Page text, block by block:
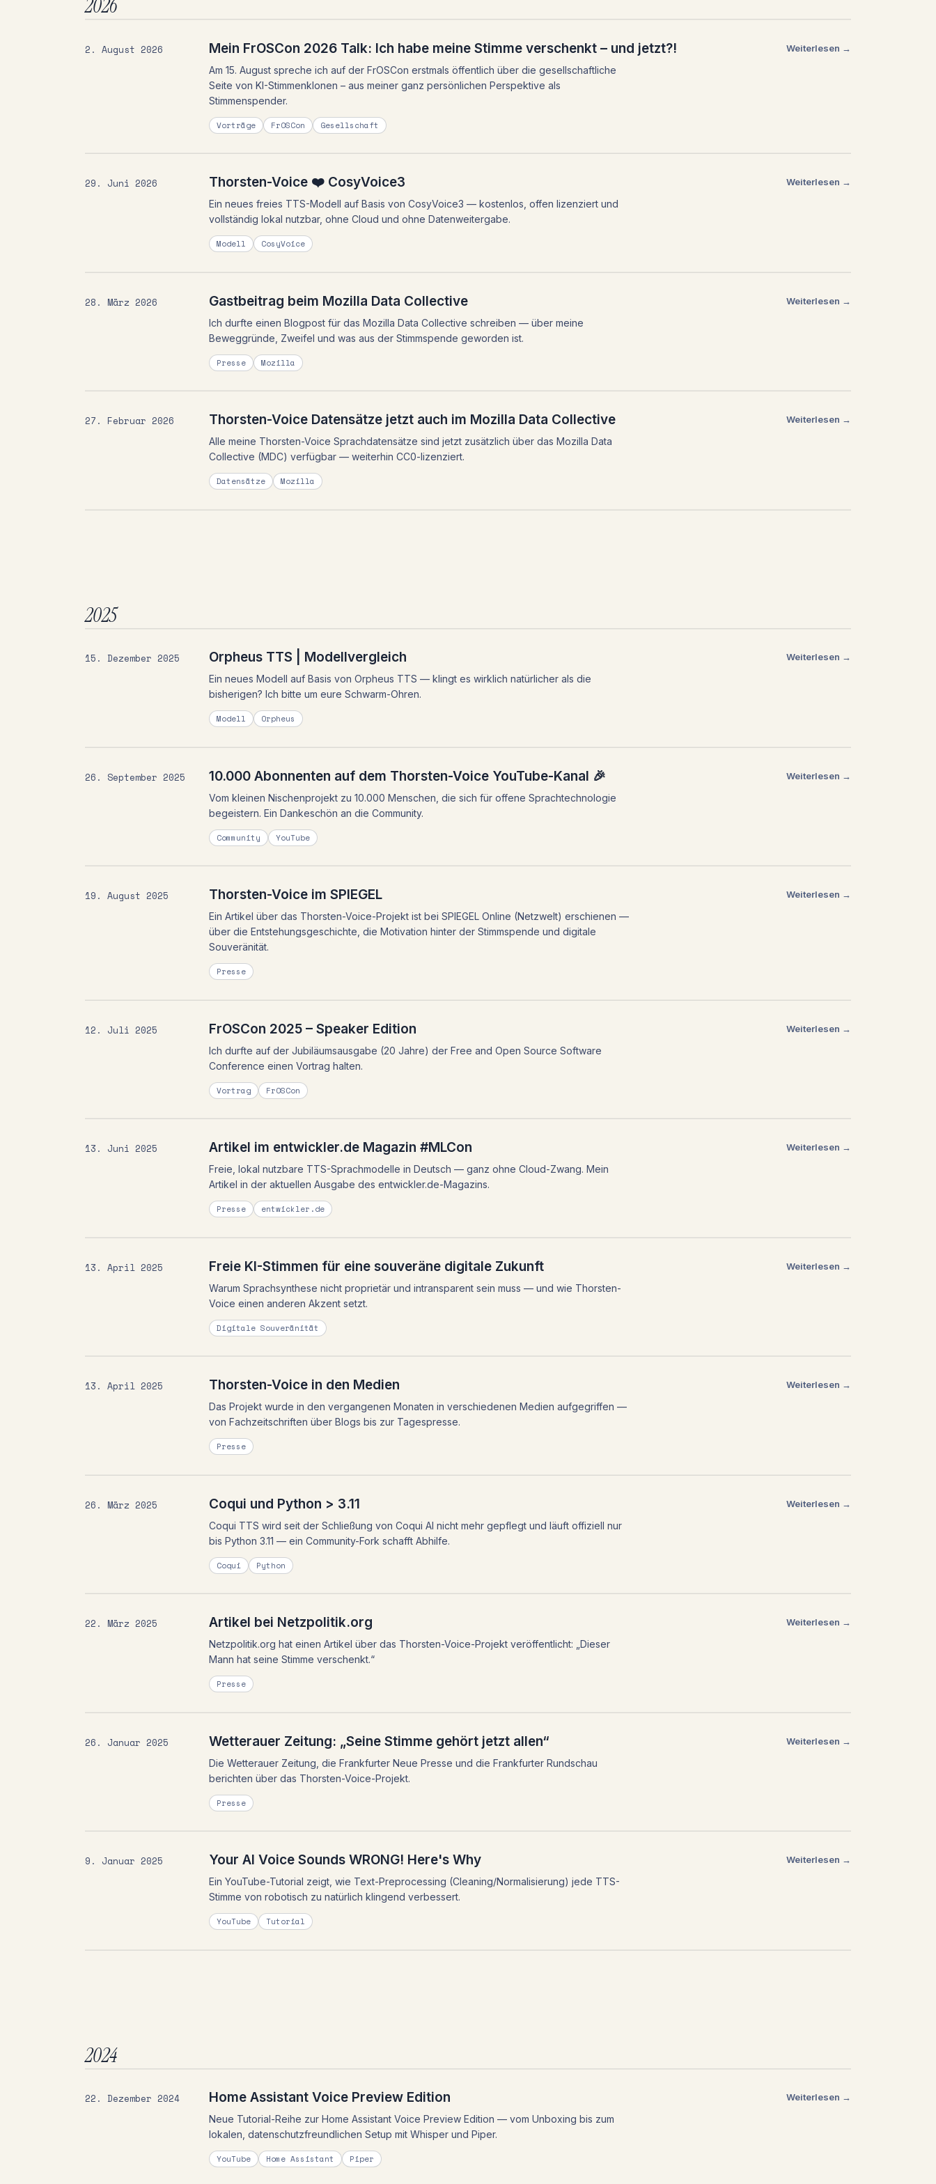
2026
2. August 2026 Mein FrOSCon 2026 Talk: Ich habe meine Stimme verschenkt – und jetzt?!
Am 15. August spreche ich auf der FrOSCon erstmals öffentlich über die gesellschaftliche
Seite von KI-Stimmenklonen – aus meiner ganz persönlichen Perspektive als
Stimmenspender.
Vorträge FrOSCon Gesellschaft
Weiterlesen →
29. Juni 2026 Thorsten-Voice ❤️ CosyVoice3
Ein neues freies TTS-Modell auf Basis von CosyVoice3 — kostenlos, offen lizenziert und
vollständig lokal nutzbar, ohne Cloud und ohne Datenweitergabe.
Modell CosyVoice
Weiterlesen →
28. März 2026 Gastbeitrag beim Mozilla Data Collective
Ich durfte einen Blogpost für das Mozilla Data Collective schreiben — über meine
Beweggründe, Zweifel und was aus der Stimmspende geworden ist.
Presse Mozilla
Weiterlesen →
27. Februar 2026 Thorsten-Voice Datensätze jetzt auch im Mozilla Data Collective
Alle meine Thorsten-Voice Sprachdatensätze sind jetzt zusätzlich über das Mozilla Data
Collective (MDC) verfügbar — weiterhin CC0-lizenziert.
Datensätze Mozilla
Weiterlesen →
2025
15. Dezember 2025 Orpheus TTS | Modellvergleich
Ein neues Modell auf Basis von Orpheus TTS — klingt es wirklich natürlicher als die
bisherigen? Ich bitte um eure Schwarm-Ohren.
Modell Orpheus
Weiterlesen →
26. September 2025 10.000 Abonnenten auf dem Thorsten-Voice YouTube-Kanal 🎉
Vom kleinen Nischenprojekt zu 10.000 Menschen, die sich für offene Sprachtechnologie
begeistern. Ein Dankeschön an die Community.
Community YouTube
Weiterlesen →
19. August 2025 Thorsten-Voice im SPIEGEL
Ein Artikel über das Thorsten-Voice-Projekt ist bei SPIEGEL Online (Netzwelt) erschienen —
über die Entstehungsgeschichte, die Motivation hinter der Stimmspende und digitale
Souveränität.
Presse
Weiterlesen →
12. Juli 2025 FrOSCon 2025 – Speaker Edition
Ich durfte auf der Jubiläumsausgabe (20 Jahre) der Free and Open Source Software
Conference einen Vortrag halten.
Vortrag FrOSCon
Weiterlesen →
13. Juni 2025 Artikel im entwickler.de Magazin #MLCon
Freie, lokal nutzbare TTS-Sprachmodelle in Deutsch — ganz ohne Cloud-Zwang. Mein
Artikel in der aktuellen Ausgabe des entwickler.de-Magazins.
Presse entwickler.de
Weiterlesen →
13. April 2025 Freie KI-Stimmen für eine souveräne digitale Zukunft
Warum Sprachsynthese nicht proprietär und intransparent sein muss — und wie Thorsten-
Voice einen anderen Akzent setzt.
Digitale Souveränität
Weiterlesen →
13. April 2025 Thorsten-Voice in den Medien
Das Projekt wurde in den vergangenen Monaten in verschiedenen Medien aufgegriffen —
von Fachzeitschriften über Blogs bis zur Tagespresse.
Presse
Weiterlesen →
26. März 2025 Coqui und Python > 3.11
Coqui TTS wird seit der Schließung von Coqui AI nicht mehr gepflegt und läuft offiziell nur
bis Python 3.11 — ein Community-Fork schafft Abhilfe.
Coqui Python
Weiterlesen →
22. März 2025 Artikel bei Netzpolitik.org
Netzpolitik.org hat einen Artikel über das Thorsten-Voice-Projekt veröffentlicht: „Dieser
Mann hat seine Stimme verschenkt.“
Presse
Weiterlesen →
26. Januar 2025 Wetterauer Zeitung: „Seine Stimme gehört jetzt allen“
Die Wetterauer Zeitung, die Frankfurter Neue Presse und die Frankfurter Rundschau
berichten über das Thorsten-Voice-Projekt.
Presse
Weiterlesen →
9. Januar 2025 Your AI Voice Sounds WRONG! Here's Why
Ein YouTube-Tutorial zeigt, wie Text-Preprocessing (Cleaning/Normalisierung) jede TTS-
Stimme von robotisch zu natürlich klingend verbessert.
YouTube Tutorial
Weiterlesen →
2024
22. Dezember 2024 Home Assistant Voice Preview Edition
Neue Tutorial-Reihe zur Home Assistant Voice Preview Edition — vom Unboxing bis zum
lokalen, datenschutzfreundlichen Setup mit Whisper und Piper.
YouTube Home Assistant Piper
Weiterlesen →